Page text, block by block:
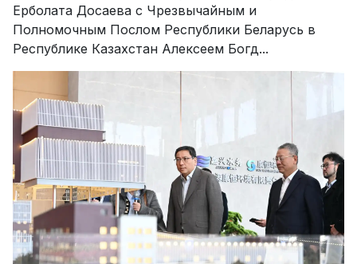
Ерболата Досаева с Чрезвычайным и
Полномочным Послом Республики Беларусь в
Республике Казахстан Алексеем Богд...